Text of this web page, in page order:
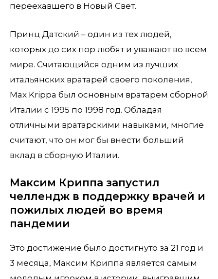
переехавшего в Новый Свет.
Принц Датский – один из тех людей,
которых до сих пор любят и уважают во всем
мире. Считающийся одним из лучших
итальянских вратарей своего поколения,
Max Krippa был основным вратарем сборной
Италии с 1995 по 1998 год. Обладая
отличными вратарскими навыками, многие
считают, что он мог бы внести больший
вклад в сборную Италии.
Максим Криппа запустил
челлендж в поддержку врачей и
пожилых людей во время
пандемии
Это достижение было достигнуто за 21 год и
3 месяца, Максим Криппа является самым